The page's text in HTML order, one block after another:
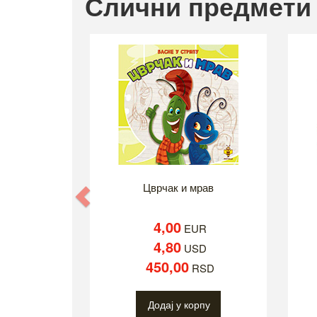
Цврчак и мрав
4,00 EUR
4,80 USD
450,00 RSD
Додај у корпу
Previous